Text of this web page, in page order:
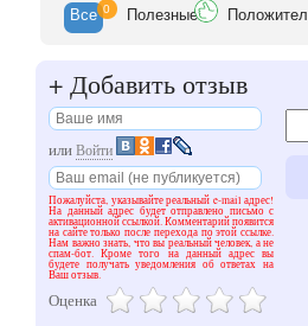
Все 0 Полезные Положит
+ Добавить отзыв
илиВойти
Пожалуйста, указывайте реальный e-mail адрес!
На данный адрес будет отправлено письмо с
активационной ссылкой. Комментарий появится
на сайте только после перехода по этой ссылке.
Нам важно знать, что вы реальный человек, а не
спам-бот. Кроме того на данный адрес вы
будете получать уведомления об ответах на
Ваш отзыв.
Оценка